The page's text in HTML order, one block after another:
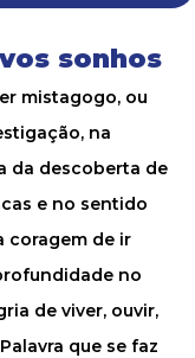
sonhos
mistagogo, ou
na
da descoberta de
e no sentido
coragem de ir
no
de viver, ouvir,
que se faz